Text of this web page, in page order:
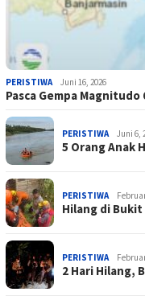
PERISTIWA Juni 16, 2026
Pasca Gempa
PERISTIWA Juni 6,
5 Orang Anak
PERISTIWA
Hilang di
PERISTIWA
2 Hari Hilang,